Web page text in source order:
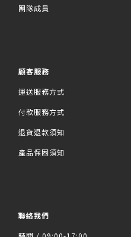
團隊成員
顧客服務
運送服務方式
付款服務方式
退貨退款須知
產品保固須知
聯絡我們